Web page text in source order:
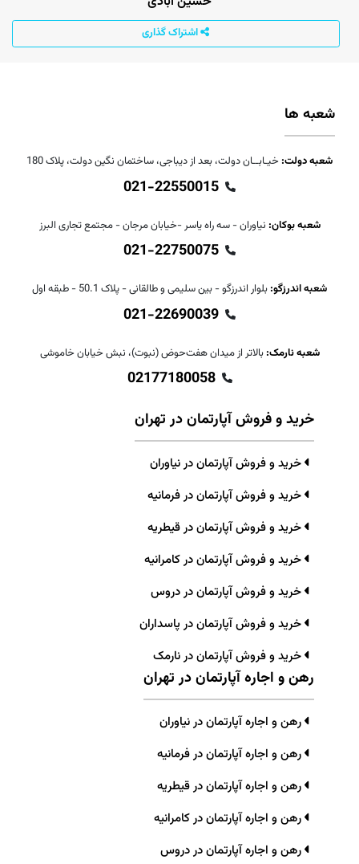
اشتراک گذاری
شعبه ها
شعبه دولت: خیـابــان دولت، بعد از دیباجی، ساختمان نگین دولت، پلاک 180
021-22550015
شعبه بوکان: نیاوران - سه راه یاسر -خیابان مرجان - مجتمع تجاری البرز
021-22750075
شعبه اندرزگو: بلوار اندرزگو - بین سلیمی و طالقانی - پلاک 50.1 - طبقه اول
021-22690039
شعبه نارمک: بالاتر از میدان هفت‌حوض (نبوت)، نبش خیابان خاموشی
02177180058
خرید و فروش آپارتمان در تهران
خرید و فروش آپارتمان در نیاوران
خرید و فروش آپارتمان در فرمانیه
خرید و فروش آپارتمان در قیطریه
خرید و فروش آپارتمان در کامرانیه
خرید و فروش آپارتمان در دروس
خرید و فروش آپارتمان در پاسداران
خرید و فروش آپارتمان در نارمک
رهن و اجاره آپارتمان در تهران
رهن و اجاره آپارتمان در نیاوران
رهن و اجاره آپارتمان در فرمانیه
رهن و اجاره آپارتمان در قیطریه
رهن و اجاره آپارتمان در کامرانیه
رهن و اجاره آپارتمان در دروس